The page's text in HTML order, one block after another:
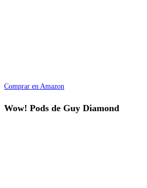
Comprar en Amazon
Wow! Pods de Guy Diamond